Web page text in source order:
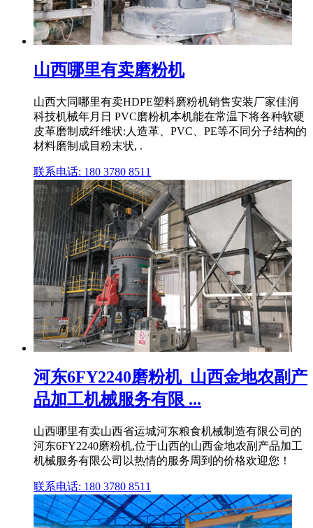
山西哪里有卖磨粉机
山西大同哪里有卖HDPE塑料磨粉机销售安装厂家佳润
科技机械年月日 PVC磨粉机本机能在常温下将各种软硬
皮革磨制成纤维状:人造革、PVC、PE等不同分子结构的
材料磨制成目粉末状, .
联系电话: 180 3780 8511
河东6FY2240磨粉机_山西金地农副产
品加工机械服务有限 ...
山西哪里有卖山西省运城河东粮食机械制造有限公司的
河东6FY2240磨粉机,位于山西的山西金地农副产品加工
机械服务有限公司以热情的服务周到的价格欢迎您！
联系电话: 180 3780 8511